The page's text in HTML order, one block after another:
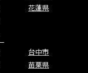
花蓮県
台中市
苗栗県